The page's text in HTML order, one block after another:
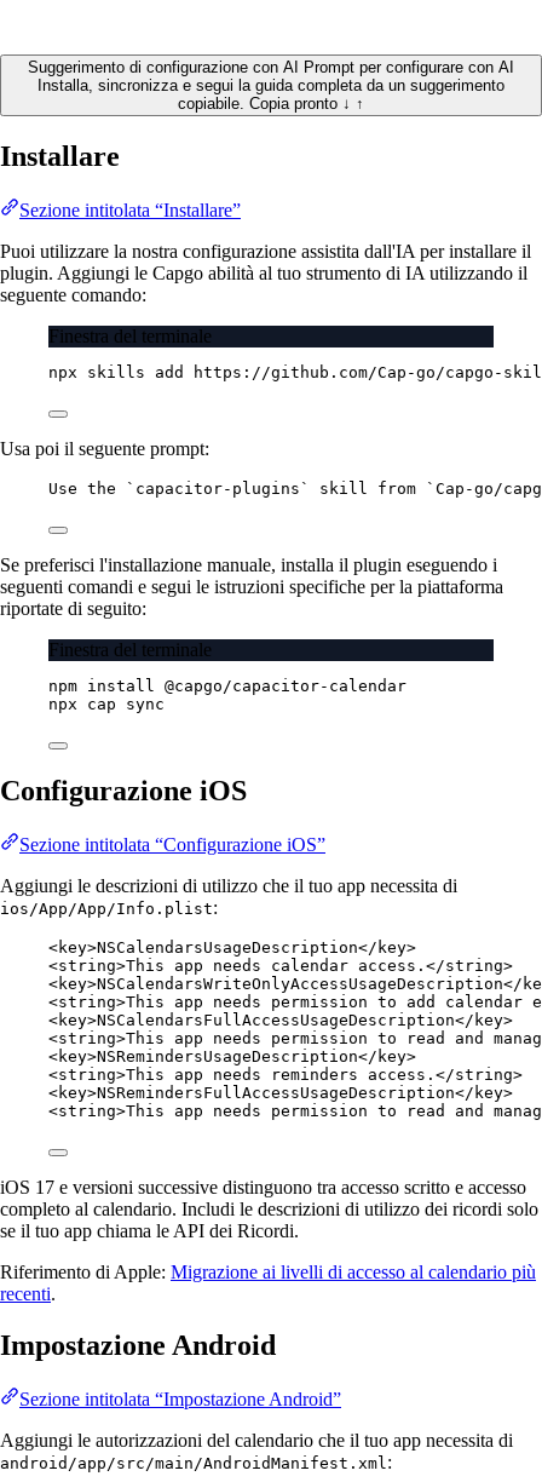
Suggerimento di configurazione con AI
Prompt per configurare con AI
Installa, sincronizza e segui la guida completa da un suggerimento
copiabile. Copia pronto ↓ ↑
Installare
Sezione intitolata “Installare”
Puoi utilizzare la nostra configurazione assistita dall'IA per installare il
plugin. Aggiungi le Capgo abilità al tuo strumento di IA utilizzando il
seguente comando:
Finestra del terminale
npx skills add https://github.com/Cap-go/capgo-
Usa poi il seguente prompt:
Use the `capacitor-plugins` skill from `Cap-go/
Se preferisci l'installazione manuale, installa il plugin eseguendo i
seguenti comandi e segui le istruzioni specifiche per la piattaforma
riportate di seguito:
Finestra del terminale
npm install @capgo/capacitor-calendar
npx
cap sync
Configurazione iOS
Sezione intitolata “Configurazione iOS”
Aggiungi le descrizioni di utilizzo che il tuo app necessita di
ios/App/App/Info.plist:
<key>NSCalendarsUsageDescription</ key>
<string>This app needs calendar access.</string>
<key>NSCalendarsWriteOnlyAccessUsageDescription</
<string>This app needs permission to add calendar
<key>NSCalendarsFullAccessUsageDescription</ key>
<string>This app needs permission to read and
<key>NSRemindersUsageDescription</ key>
<string>This app needs reminders access.</string>
<key>NSRemindersFullAccessUsageDescription</ key>
<string>This app needs permission to read and
iOS 17 e versioni successive distinguono tra accesso scritto e accesso
completo al calendario. Includi le descrizioni di utilizzo dei ricordi solo
se il tuo app chiama le API dei Ricordi.
Riferimento di Apple: Migrazione ai livelli di accesso al calendario più
recenti.
Impostazione Android
Sezione intitolata “Impostazione Android”
Aggiungi le autorizzazioni del calendario che il tuo app necessita di
android/app/src/main/AndroidManifest.xml :